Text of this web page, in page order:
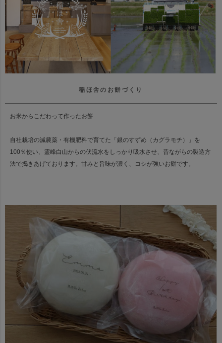
稲ほ舎のお餅づくり
お米からこだわって作ったお餅
自社栽培の減農薬・有機肥料で育てた「銀のすずめ（カグラモチ）」を
100％使い、霊峰白山からの伏流水をしっかり吸水させ、昔ながらの製造方
法で搗きあげております。甘みと旨味が濃く、コシが強いお餅です。